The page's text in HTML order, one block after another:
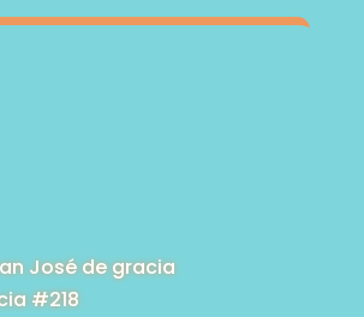
José de gracia
#218